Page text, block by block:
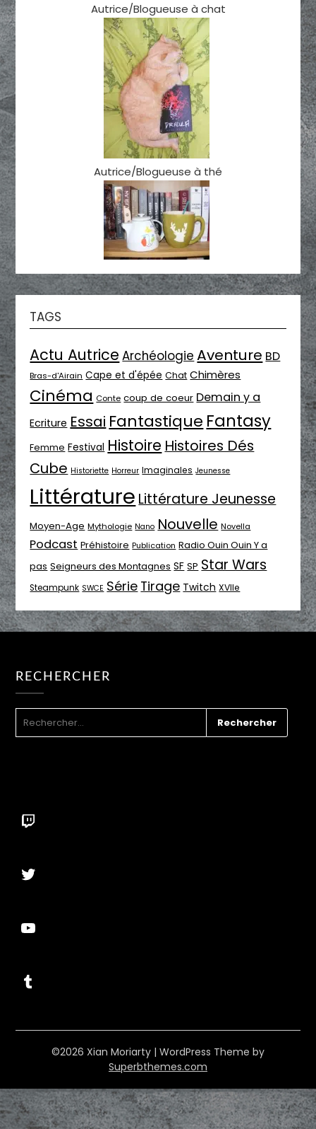
Autrice/Blogueuse à chat
Autrice/Blogueuse à thé
TAGS
Actu Autrice Archéologie Aventure BD
Bras-d'Airain Cape et d'épée Chat Chimères
Cinéma Conte coup de coeur Demain y a
Ecriture Essai Fantastique Fantasy
Femme Festival Histoire Histoires Dés
Cube Historiette Horreur Imaginales Jeunesse
Littérature Littérature Jeunesse
Moyen-Age Mythologie Nano Nouvelle Novella
Podcast Préhistoire Publication Radio Ouin Ouin Y a
pas Seigneurs des Montagnes SF SP Star Wars
Steampunk SWCE Série Tirage Twitch XVIIe
RECHERCHER
Twitch
Twitter
YouTube
Tumblr
©2026 Xian Moriarty | WordPress Theme by
Superbthemes.com